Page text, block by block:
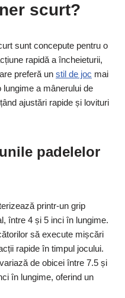
scurt?
sunt concepute pentru o
rapidă a încheieturii,
preferă un stil de joc mai
lungime a mânerului de
ajustări rapide și lovituri
padelelor
printr-un grip
între 4 și 5 inci în lungime.
să execute mișcări
rapide în timpul jocului.
de obicei între 7.5 și
în lungime, oferind un